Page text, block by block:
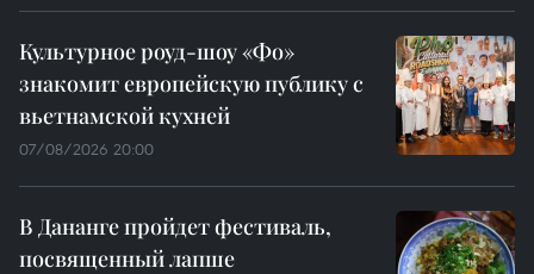
Культурное роуд-шоу «Фо»
знакомит европейскую публику с
вьетнамской кухней
07/08/2026 20:00
В Дананге пройдет фестиваль,
посвященный лапше